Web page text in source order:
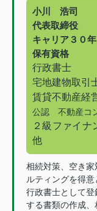
小川 浩司
代表取締役
キャリア３０年
保有資格
行政書士
宅地建物取引
賃貸不動産経
公認 不動産コ
２級ファイナ
他
相続対策、空き
ルティングを得意
行政書士として
する書類の作成